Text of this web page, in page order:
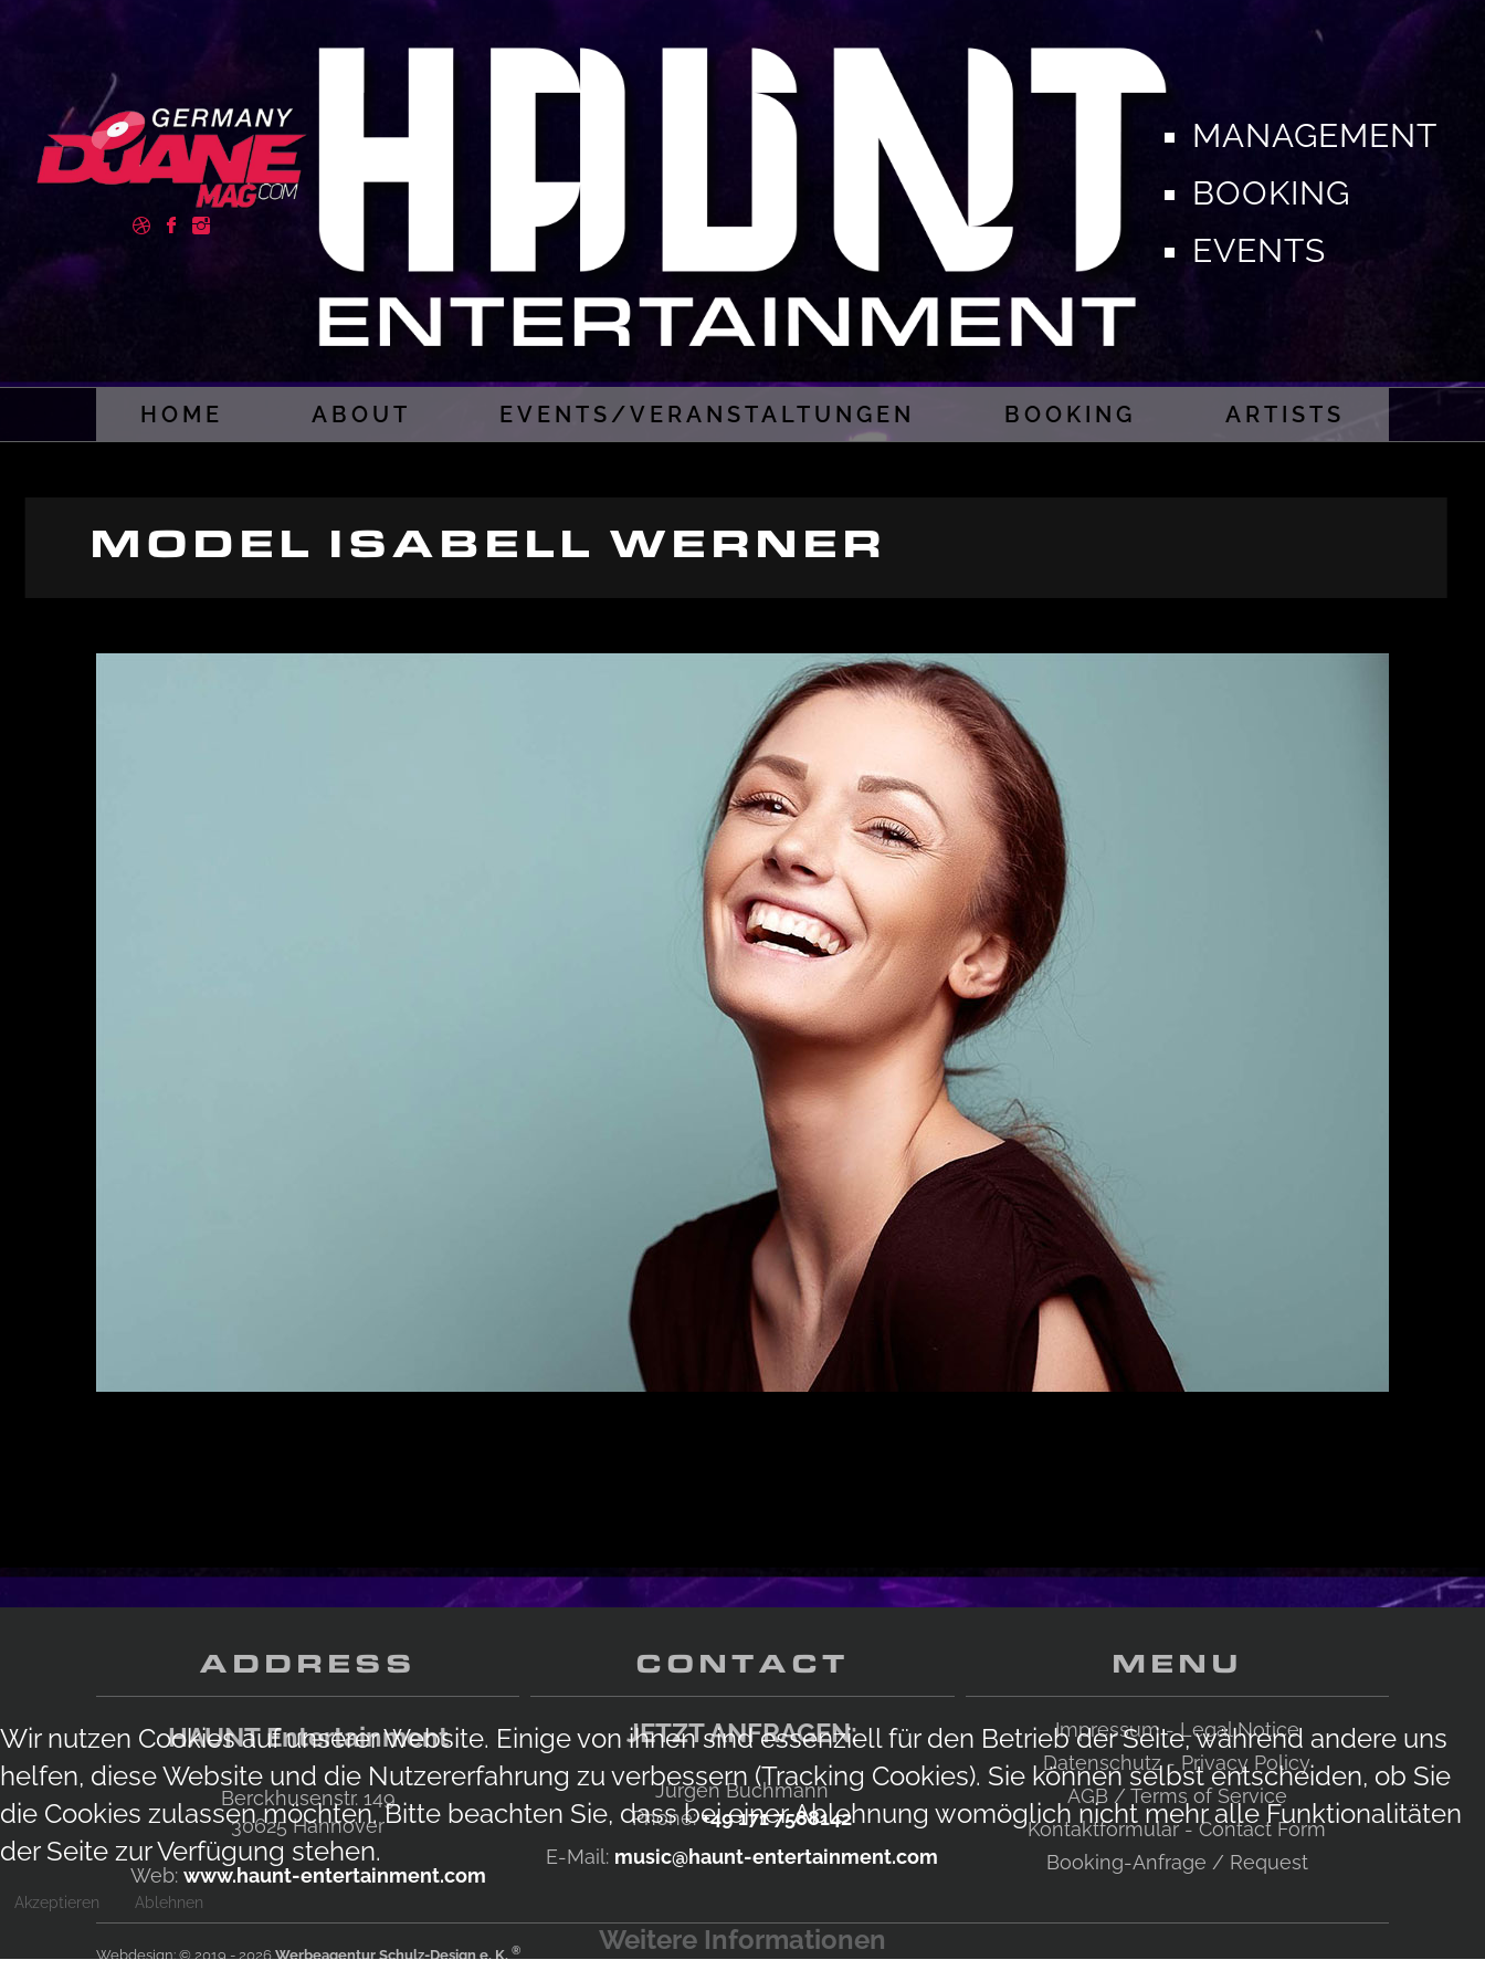
HOME ABOUT EVENTS/VERANSTALTUNGEN BOOKING ARTISTS
MANAGEMENT
BOOKING
EVENTS
MODEL ISABELL WERNER
ADDRESS
HAUNT Entertainment
Berckhusenstr. 149
30625 Hannover
Web: www.haunt-entertainment.com
CONTACT
JETZT ANFRAGEN:
Jürgen Buchmann
Phone:+49 171 7588142
E-Mail: music@haunt-entertainment.com
MENU
Impressum - Legal Notice
Datenschutz - Privacy Policy
AGB / Terms of Service
Kontaktformular - Contact Form
Booking-Anfrage / Request
Webdesign: © 2019 - 2026Werbeagentur Schulz-Design e. K.®
Wir nutzen Cookies auf unserer Website. Einige von ihnen sind essenziell für den Betrieb der Seite, während andere uns
helfen, diese Website und die Nutzererfahrung zu verbessern (Tracking Cookies). Sie können selbst entscheiden, ob Sie
die Cookies zulassen möchten. Bitte beachten Sie, dass bei einer Ablehnung womöglich nicht mehr alle Funktionalitäten
der Seite zur Verfügung stehen.
Akzeptieren Ablehnen
Weitere Informationen